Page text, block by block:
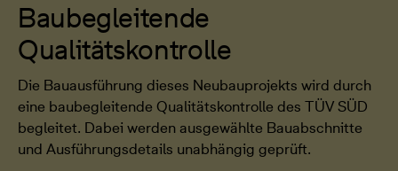
Baubegleitende
Qualitätskontrolle
Die Bauausführung dieses Neubauprojekts wird durch
eine baubegleitende Qualitätskontrolle des TÜV SÜD
begleitet. Dabei werden ausgewählte Bauabschnitte
und Ausführungsdetails unabhängig geprüft.